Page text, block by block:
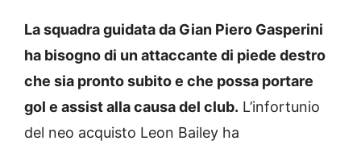
La squadra guidata da Gian Piero Gasperini
ha bisogno di un attaccante di piede destro
che sia pronto subito e che possa portare
gol e assist alla causa del club. L’infortunio
del neo acquisto Leon Bailey ha